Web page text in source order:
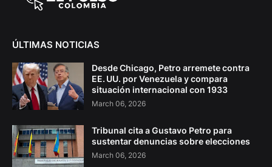
ÚLTIMAS NOTICIAS
Desde Chicago, Petro arremete contra
EE. UU. por Venezuela y compara
situación internacional con 1933
March 06, 2026
Tribunal cita a Gustavo Petro para
sustentar denuncias sobre elecciones
March 06, 2026